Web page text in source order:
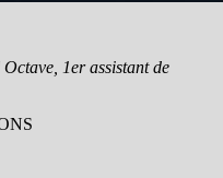
1er assistant de